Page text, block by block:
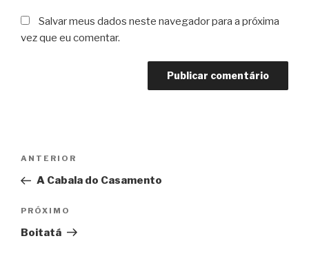
Salvar meus dados neste navegador para a próxima
vez que eu comentar.
Post
Post
anterior
ANTERIOR
A Cabala do Casamento
Próximo
post
PRÓXIMO
Boitatá